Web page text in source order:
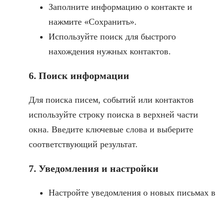
Заполните информацию о контакте и
нажмите «Сохранить».
Используйте поиск для быстрого
нахождения нужных контактов.
6. Поиск информации
Для поиска писем, событий или контактов
используйте строку поиска в верхней части
окна. Введите ключевые слова и выберите
соответствующий результат.
7. Уведомления и настройки
Настройте уведомления о новых письмах в